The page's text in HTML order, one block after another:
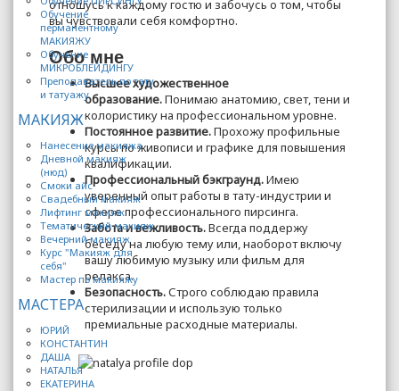
Обучение
перманентному
МАКИЯЖУ
Обучение
МИКРОБЛЕЙДИНГУ
Преподаватель по тату
и татуажу
МАКИЯЖ
Нанесение макияжа
Дневной макияж
(нюд)
Смоки айс
Свадебный макияж
Лифтинг макияж
Тематический макияж
Вечерний макияж
Курс "Макияж для
себя"
Мастер по макияжу
МАСТЕРА
ЮРИЙ
КОНСТАНТИН
ДАША
НАТАЛЬЯ
ЕКАТЕРИНА
отношусь к каждому гостю и забочусь о том, чтобы
вы чувствовали себя комфортно.
Обо мне
Высшее художественное
образование.Понимаю анатомию, свет, тени и
колористику на профессиональном уровне.
Постоянное развитие.Прохожу профильные
курсы по живописи и графике для повышения
квалификации.
Профессиональный бэкграунд.Имею
уверенный опыт работы в тату-индустрии и
сфере профессионального пирсинга.
Забота и вежливость.Всегда поддержу
беседу на любую тему или, наоборот включу
вашу любимую музыку или фильм для
релакса.
Безопасность.Строго соблюдаю правила
стерилизации и использую только
премиальные расходные материалы.